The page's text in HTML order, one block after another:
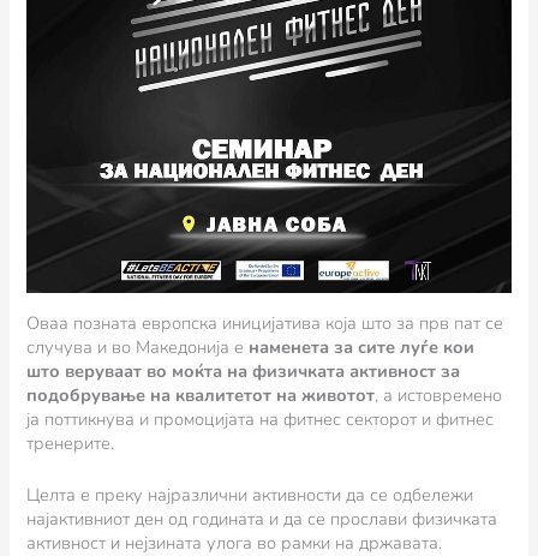
Оваа позната европска иницијатива која што за прв пат се
случува и во Македонија е наменета за сите луѓе кои
што веруваат во моќта на физичката активност за
подобрување на квалитетот на животот, а истовремено
ја поттикнува и промоцијата на фитнес секторот и фитнес
тренерите.
Целта е преку најразлични активности да се одбележи
најактивниот ден од годината и да се прослави физичката
активност и нејзината улога во рамки на државата.